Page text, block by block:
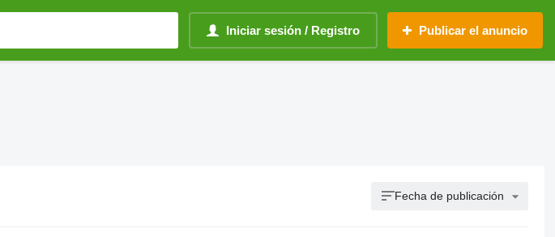
Iniciar sesión / Registro Publicar el anuncio
Fecha de publicación